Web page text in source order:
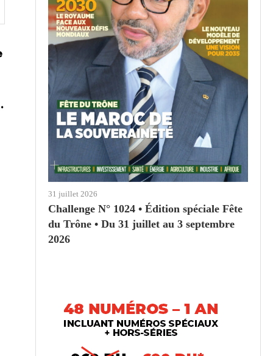
31 juillet 2026
Challenge N° 1024 • Édition spéciale Fête
du Trône • Du 31 juillet au 3 septembre
2026